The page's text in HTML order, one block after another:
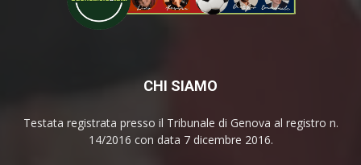
CHI SIAMO
Testata registrata presso il Tribunale di Genova al registro n.
14/2016 con data 7 dicembre 2016.